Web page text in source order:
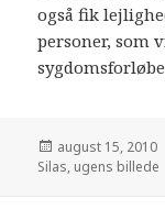
også fik
personer, som
august 15, 2010
Silas, ugens billede